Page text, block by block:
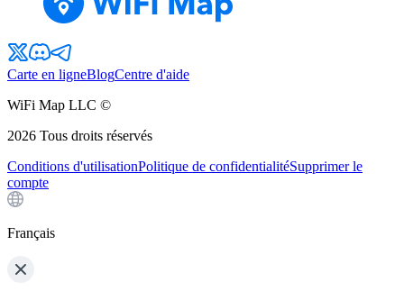
Carte en ligneBlogCentre d'aide
WiFi Map LLC ©
2026 Tous droits réservés
Conditions d'utilisationPolitique de confidentialitéSupprimer le
compte
Français